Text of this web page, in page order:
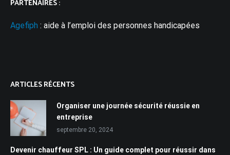
PARTENAIRES :
Agefiph : aide à l’emploi des personnes handicapées
ARTICLES RÉCENTS
Organiser une journée sécurité réussie en
entreprise
septembre 20, 2024
Devenir chauffeur SPL : Un guide complet pour réussir dans